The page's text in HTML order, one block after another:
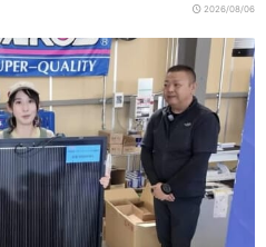
2026/08/06